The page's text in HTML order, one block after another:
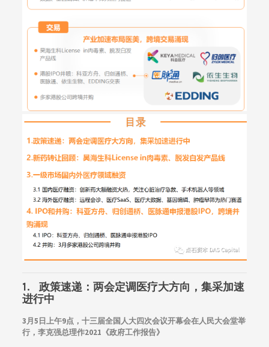
1. 政策速递：两会定调医疗大方向，集采加速
进行中
3月5日上午9点，十三届全国人大四次会议开幕会在人民大会堂举
行，李克强总理作2021《政府工作报告》